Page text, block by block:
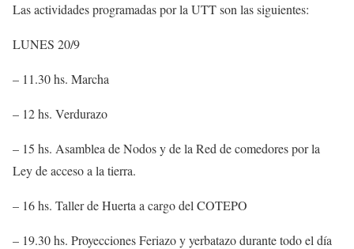
Las actividades programadas por la UTT son las siguientes:
LUNES 20/9
– 11.30 hs. Marcha
– 12 hs. Verdurazo
– 15 hs. Asamblea de Nodos y de la Red de comedores por la
Ley de acceso a la tierra.
– 16 hs. Taller de Huerta a cargo del COTEPO
– 19.30 hs. Proyecciones Feriazo y yerbatazo durante todo el día